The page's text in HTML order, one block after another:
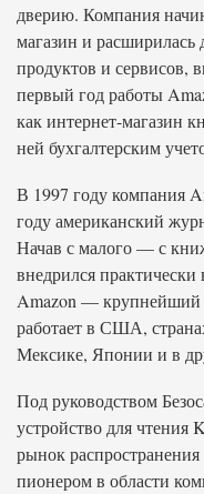
дверию. Компания
магазин и расширилась
продуктов и сервисов,
первый год работы
как интернет-магазин
ней бухгалтерским
В 1997 году компания
году американский
Начав с малого — с
внедрился
Amazon — крупнейший
работает в США,
Мексике, Японии и в
Под руководством
устройство для чтения
рынок
пионером в области